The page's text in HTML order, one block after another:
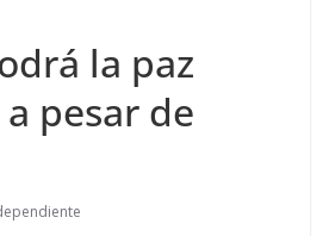
la paz
pesar de